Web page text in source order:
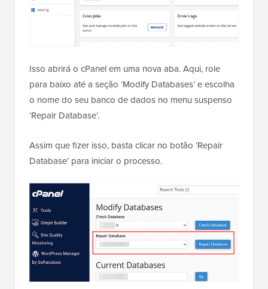
Isso abrirá o cPanel em uma nova aba. Aqui, role
para baixo até a seção ‘Modify Databases’ e escolha
o nome do seu banco de dados no menu suspenso
‘Repair Database’.
Assim que fizer isso, basta clicar no botão ‘Repair
Database’ para iniciar o processo.